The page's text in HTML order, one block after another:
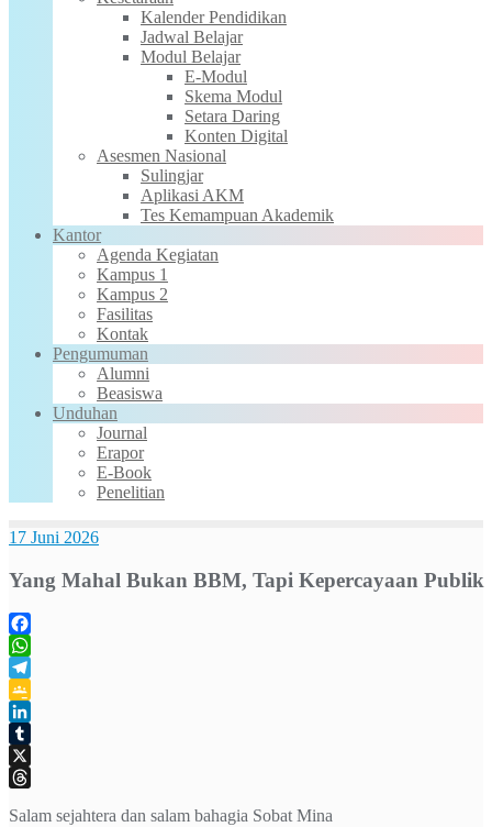
Kalender Pendidikan
Jadwal Belajar
Modul Belajar
E-Modul
Skema Modul
Setara Daring
Konten Digital
Asesmen Nasional
Sulingjar
Aplikasi AKM
Tes Kemampuan Akademik
Kantor
Agenda Kegiatan
Kampus 1
Kampus 2
Fasilitas
Kontak
Pengumuman
Alumni
Beasiswa
Unduhan
Journal
Erapor
E-Book
Penelitian
17 Juni 2026
Yang Mahal Bukan BBM, Tapi Kepercayaan Publik
Facebook
WhatsApp
Telegram
Google
Classroom
LinkedIn
Tumblr
X
Salam sejahtera dan salam bahagia Sobat Mina